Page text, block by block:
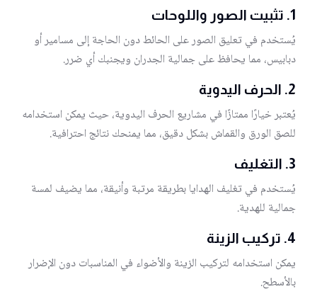
1. تثبيت الصور واللوحات
يُستخدم في تعليق الصور على الحائط دون الحاجة إلى مسامير أو
دبابيس، مما يحافظ على جمالية الجدران ويجنبك أي ضرر.
2. الحرف اليدوية
يُعتبر خيارًا ممتازًا في مشاريع الحرف اليدوية، حيث يمكن استخدامه
للصق الورق والقماش بشكل دقيق، مما يمنحك نتائج احترافية.
3. التغليف
يُستخدم في تغليف الهدايا بطريقة مرتبة وأنيقة، مما يضيف لمسة
جمالية للهدية.
4. تركيب الزينة
يمكن استخدامه لتركيب الزينة والأضواء في المناسبات دون الإضرار
بالأسطح.